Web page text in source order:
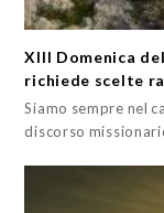
XIII Domenica
richiede scelte
Siamo sempre nel
discorso